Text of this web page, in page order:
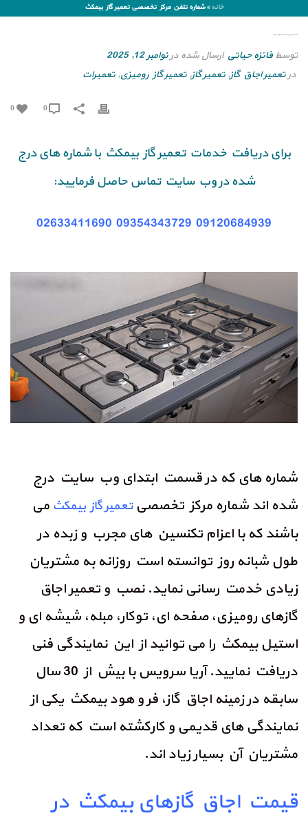
خانه »شماره تلفن مرکز تخصصی تعمیر گاز بیمکث
شماره تلفن مرکز تخصصی تعمیر گاز بیمکث
توسطفائزه حیاتی ارسال شده درنوامبر 12, 2025
درتعمیر اجاق گاز,تعمیر گاز,تعمیر گاز رومیزی,تعمیرات
0
برای دریافت خدمات تعمیر گاز بیمکث با شماره های درج
شده در وب سایت تماس حاصل فرمایید:
09120684939
09354343729
02633411690
شماره های که در قسمت ابتدای وب سایت درج
شده اند شماره مرکز تخصصیتعمیر گاز بیمکث می
باشند که با اعزام تکنسین های مجرب و زبده در
طول شبانه روز توانسته است روزانه به مشتریان
زیادی خدمت رسانی نماید. نصب و تعمیر اجاق
گازهای رومیزی، صفحه ای، توکار، مبله، شیشه ای و
استیل بیمکث را می توانید از این نمایندگی فنی
دریافت نمایید. آریا سرویس با بیش از 30 سال
سابقه در زمینه اجاق گاز، فر و هود بیمکث یکی از
نمایندگی های قدیمی و کارکشته است که تعداد
مشتریان آن بسیار زیاد اند.
قیمت اجاق گازهای بیمکث در